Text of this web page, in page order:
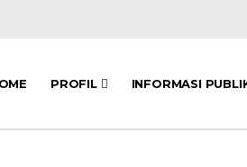
PROFIL INFORMASI